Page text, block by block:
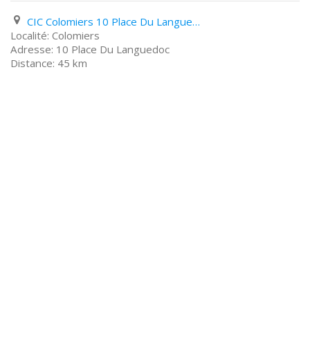
CIC Colomiers 10 Place Du Languedoc
Colomiers
10 Place Du Languedoc
45 km